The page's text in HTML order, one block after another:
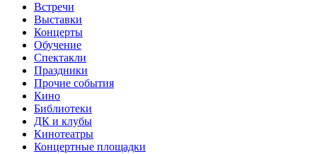
Встречи
Выставки
Концерты
Обучение
Спектакли
Праздники
Прочие события
Кино
Библиотеки
ДК и клубы
Кинотеатры
Концертные площадки